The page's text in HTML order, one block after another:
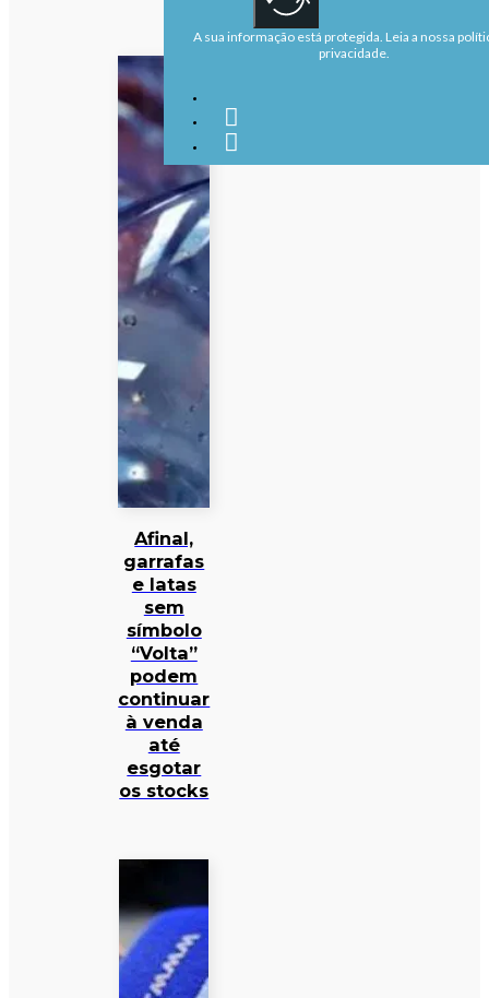
Afinal,
garrafas
e latas
sem
símbolo
“Volta”
podem
continuar
à venda
até
esgotar
os stocks
A sua informação está protegida. Leia a nossa
privacidade.